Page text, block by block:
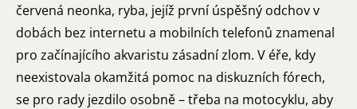
červená neonka, ryba, jejíž první úspěšný odchov v
dobách bez internetu a mobilních telefonů znamenal
pro začínajícího akvaristu zásadní zlom. V éře, kdy
neexistovala okamžitá pomoc na diskuzních fórech,
se pro rady jezdilo osobně – třeba na motocyklu, aby